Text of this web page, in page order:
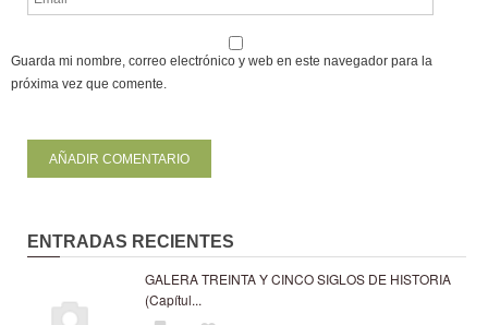
Guarda mi nombre, correo electrónico y web en este navegador para la
próxima vez que comente.
ENTRADAS RECIENTES
GALERA TREINTA Y CINCO SIGLOS DE HISTORIA
(Capítul...